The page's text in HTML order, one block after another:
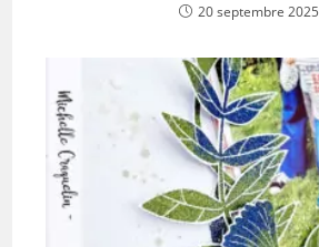
20 septembre 2025